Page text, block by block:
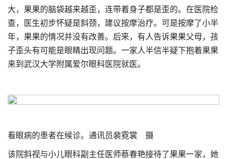
大，果果的脑袋越来越歪，连带着身子都是歪的。在医院检
查，医生初步怀疑是斜颈，建议按摩治疗。可是按摩了小半
年，果果的情况并没有改善。后来，有人告诉果果父母，孩
子歪头有可能是眼睛出现问题。一家人半信半疑下抱着果果
来到武汉大学附属爱尔眼科医院就医。
看眼病的患者在候诊。通讯员裴霓裳 摄
该院斜视与小儿眼科副主任医师蔡春艳接待了果果一家，她